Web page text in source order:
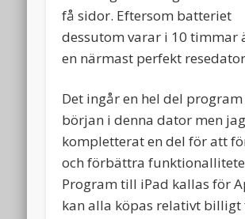
få sidor. Eftersom batteriet
dessutom varar i 10 timmar
en närmast perfekt
Det ingår en hel del
början i denna dator men
kompletterat en del för att
och förbättra
Program till iPad kallas för
kan alla köpas relativt billigt